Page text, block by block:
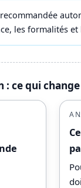
recommandée
les formalités
: ce qui